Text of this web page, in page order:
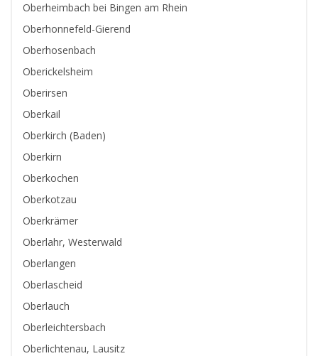
Oberheimbach bei Bingen am Rhein
Oberhonnefeld-Gierend
Oberhosenbach
Oberickelsheim
Oberirsen
Oberkail
Oberkirch (Baden)
Oberkirn
Oberkochen
Oberkotzau
Oberkrämer
Oberlahr, Westerwald
Oberlangen
Oberlascheid
Oberlauch
Oberleichtersbach
Oberlichtenau, Lausitz